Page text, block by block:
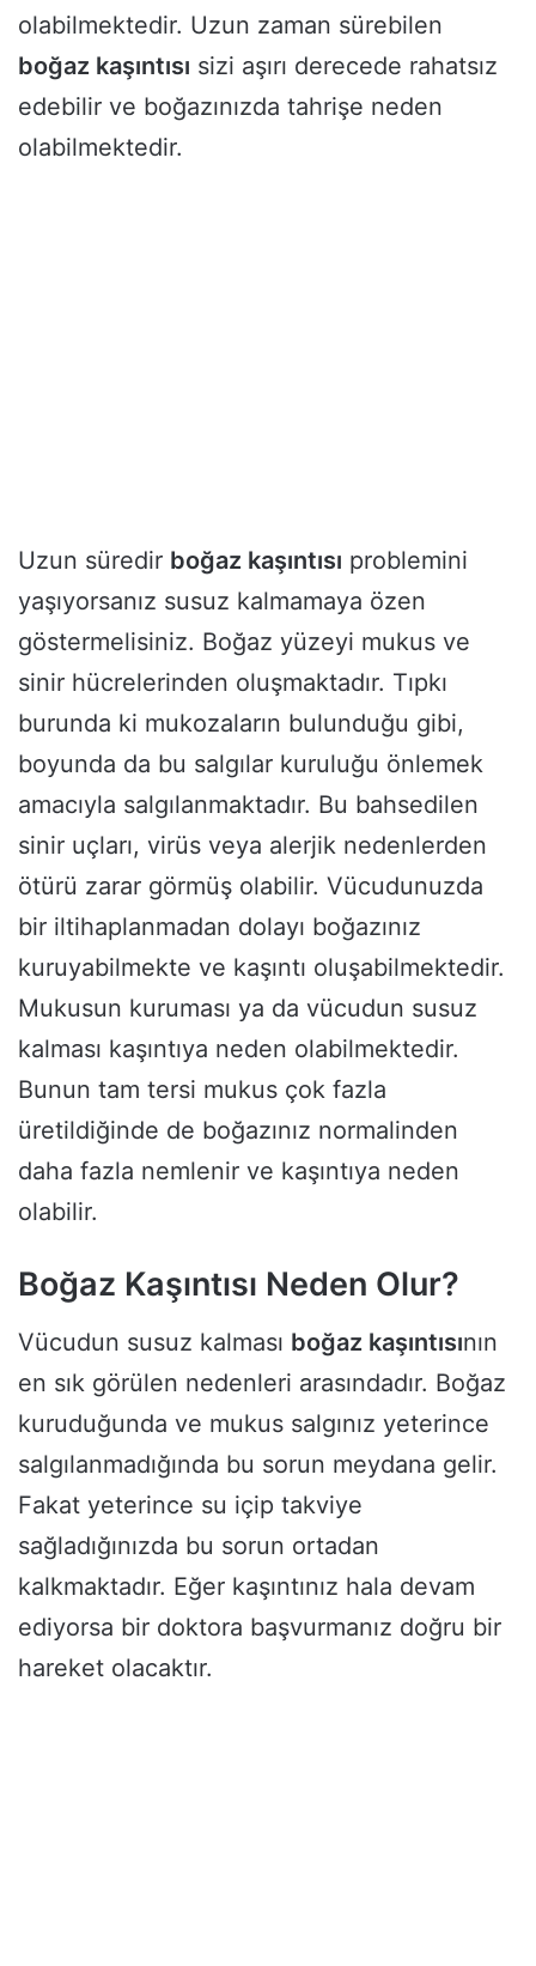
olabilmektedir. Uzun zaman sürebilen
boğaz kaşıntısı sizi aşırı derecede rahatsız
edebilir ve boğazınızda tahrişe neden
olabilmektedir.
Uzun süredir boğaz kaşıntısı problemini
yaşıyorsanız susuz kalmamaya özen
göstermelisiniz. Boğaz yüzeyi mukus ve
sinir hücrelerinden oluşmaktadır. Tıpkı
burunda ki mukozaların bulunduğu gibi,
boyunda da bu salgılar kuruluğu önlemek
amacıyla salgılanmaktadır. Bu bahsedilen
sinir uçları, virüs veya alerjik nedenlerden
ötürü zarar görmüş olabilir. Vücudunuzda
bir iltihaplanmadan dolayı boğazınız
kuruyabilmekte ve kaşıntı oluşabilmektedir.
Mukusun kuruması ya da vücudun susuz
kalması kaşıntıya neden olabilmektedir.
Bunun tam tersi mukus çok fazla
üretildiğinde de boğazınız normalinden
daha fazla nemlenir ve kaşıntıya neden
olabilir.
Boğaz Kaşıntısı Neden Olur?
Vücudun susuz kalması boğaz kaşıntısının
en sık görülen nedenleri arasındadır. Boğaz
kuruduğunda ve mukus salgınız yeterince
salgılanmadığında bu sorun meydana gelir.
Fakat yeterince su içip takviye
sağladığınızda bu sorun ortadan
kalkmaktadır. Eğer kaşıntınız hala devam
ediyorsa bir doktora başvurmanız doğru bir
hareket olacaktır.